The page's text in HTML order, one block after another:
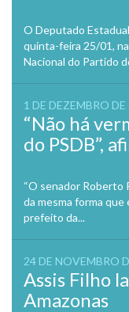
O Deputado
quinta-feira 25/01,
Nacional do Partido
1 DE DEZEMBRO
“Não há
do PSDB”,
“O senador Roberto
da mesma forma
prefeito da...
24 DE NOVEMBRO
Assis Filho
Amazonas